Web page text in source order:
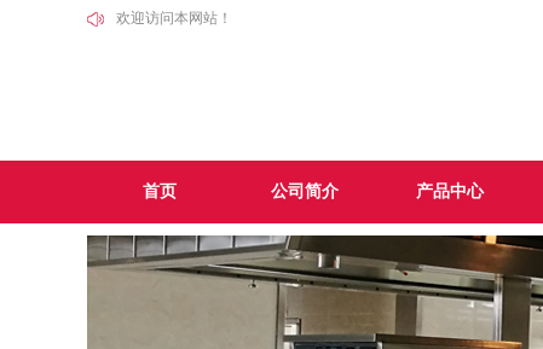
欢迎访问本网站！
首页 公司简介 产品中心